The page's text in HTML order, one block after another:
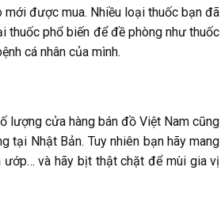
được mua. Nhiều loại thuốc bạn đã
thuốc phổ biến để đề phòng như thuốc
cá nhân của mình.
lượng cửa hàng bán đồ Việt Nam cũng
tại Nhật Bản. Tuy nhiên bạn hãy mang
và hãy bịt thật chặt để mùi gia vị